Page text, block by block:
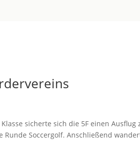
sicherte sich die 5F einen Ausflug
Soccergolf. Anschließend